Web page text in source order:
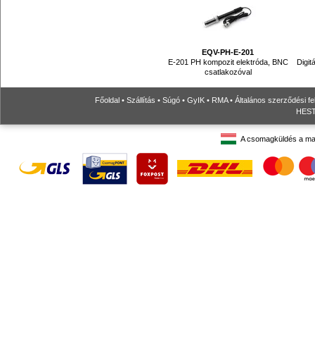
EQV-PH-E-201
E-201 PH kompozit elektróda, BNC
csatlakozóval
Főoldal • Szállítás • Súgó • GyIK • RMA• Általános szerződési
A csomagküldés a